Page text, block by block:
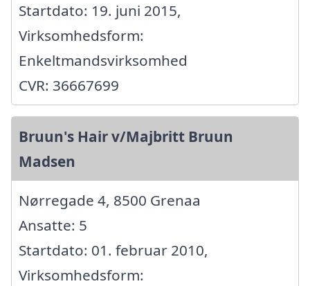
Startdato: 19. juni 2015,
Virksomhedsform:
Enkeltmandsvirksomhed
CVR: 36667699
Bruun's Hair v/Majbritt Bruun
Madsen
Nørregade 4, 8500 Grenaa
Ansatte: 5
Startdato: 01. februar 2010,
Virksomhedsform: